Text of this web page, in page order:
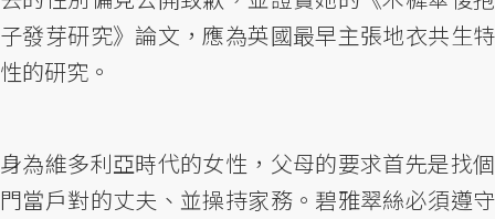
子發芽研究》論文，應為英國最早主張地衣共生特
性的研究。
身為維多利亞時代的女性，父母的要求首先是找個
門當戶對的丈夫、並操持家務。碧雅翠絲必須遵守